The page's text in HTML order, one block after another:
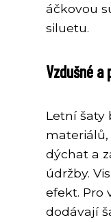
áčkovou
siluetu.
Vzdušné a
Letní šaty
materiálů,
dýchat a
údržby.
efekt. Pro
dodávají